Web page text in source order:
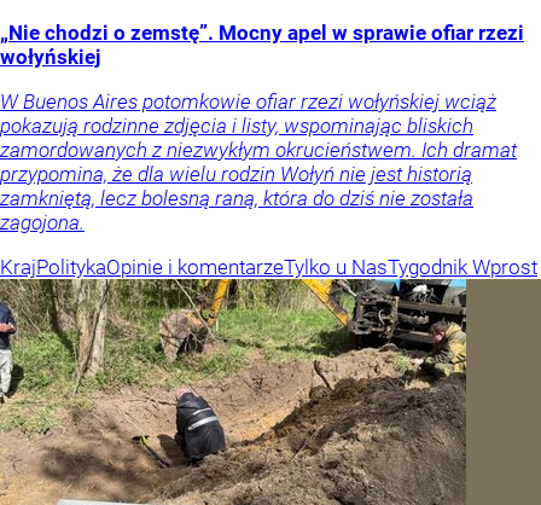
„Nie chodzi o zemstę”. Mocny apel w sprawie ofiar rzezi
wołyńskiej
W Buenos Aires potomkowie ofiar rzezi wołyńskiej wciąż
pokazują rodzinne zdjęcia i listy, wspominając bliskich
zamordowanych z niezwykłym okrucieństwem. Ich dramat
przypomina, że dla wielu rodzin Wołyń nie jest historią
zamkniętą, lecz bolesną raną, która do dziś nie została
zagojona.
KrajPolitykaOpinie i komentarzeTylko u NasTygodnik Wprost